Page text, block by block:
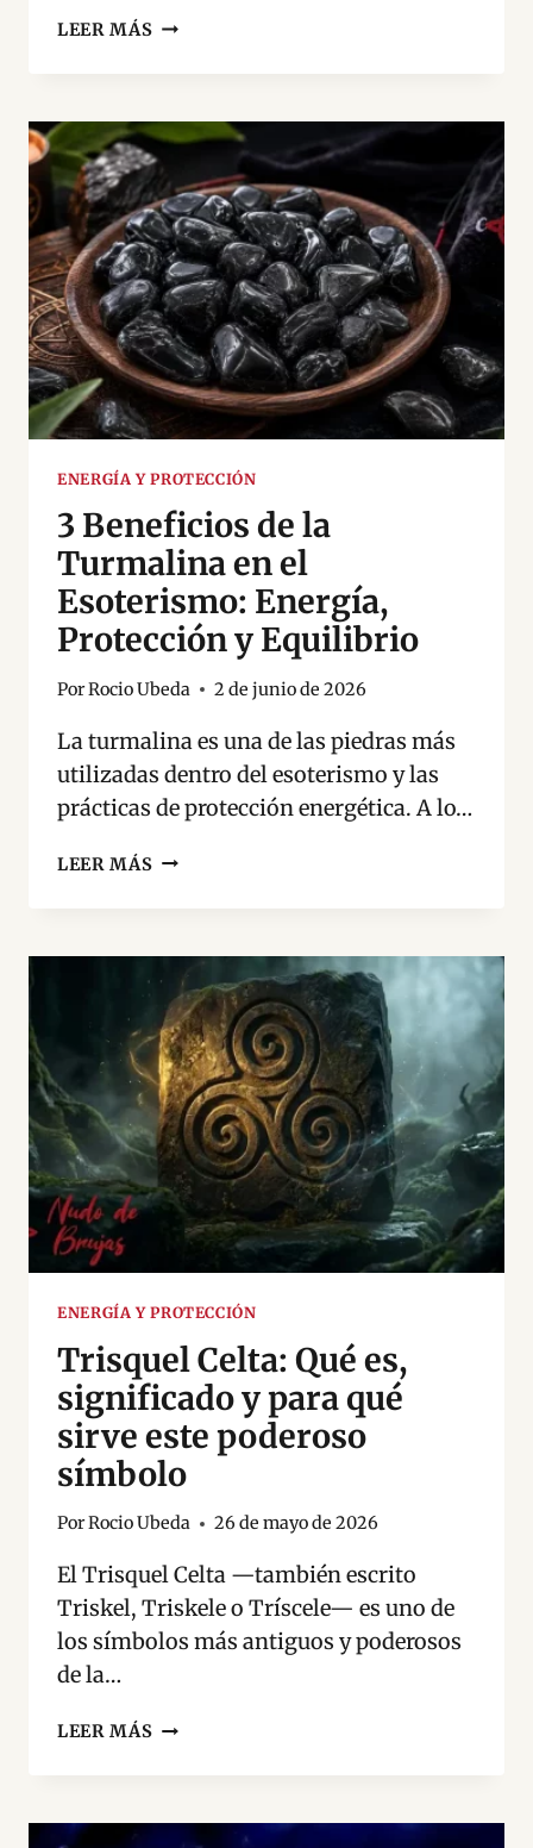
LEER MÁS PARA
FREGASUELOS
ARRASA
CON
TODO:
LIMPIEZA
ENERGÉTICA
EXTREMA
Y
PROTECCIÓN
DEL
HOGAR
ENERGÍA Y PROTECCIÓN
3 Beneficios de la
Turmalina en el
Esoterismo: Energía,
Protección y Equilibrio
PorRocio Ubeda 2 de junio de 2026
La turmalina es una de las piedras más
utilizadas dentro del esoterismo y las
prácticas de protección energética. A lo…
LEER MÁS 3
EN
EL
ESOTERISMO:
ENERGÍA,
PROTECCIÓN
Y
EQUILIBRIO
ENERGÍA Y PROTECCIÓN
Trisquel Celta: Qué es,
significado y para qué
sirve este poderoso
símbolo
PorRocio Ubeda 26 de mayo de 2026
El Trisquel Celta —también escrito
Triskel, Triskele o Tríscele— es uno de
los símbolos más antiguos y poderosos
de la…
LEER MÁS TRISQUEL
SIGNIFICADO